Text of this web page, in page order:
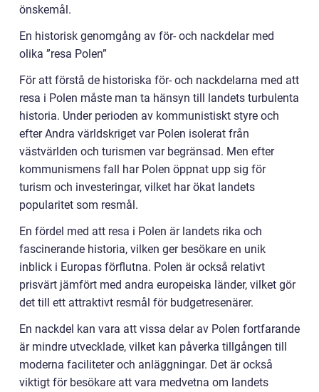
önskemål.
En historisk genomgång av för- och nackdelar med
olika ”resa Polen”
För att förstå de historiska för- och nackdelarna med att
resa i Polen måste man ta hänsyn till landets turbulenta
historia. Under perioden av kommunistiskt styre och
efter Andra världskriget var Polen isolerat från
västvärlden och turismen var begränsad. Men efter
kommunismens fall har Polen öppnat upp sig för
turism och investeringar, vilket har ökat landets
popularitet som resmål.
En fördel med att resa i Polen är landets rika och
fascinerande historia, vilken ger besökare en unik
inblick i Europas förflutna. Polen är också relativt
prisvärt jämfört med andra europeiska länder, vilket gör
det till ett attraktivt resmål för budgetresenärer.
En nackdel kan vara att vissa delar av Polen fortfarande
är mindre utvecklade, vilket kan påverka tillgången till
moderna faciliteter och anläggningar. Det är också
viktigt för besökare att vara medvetna om landets